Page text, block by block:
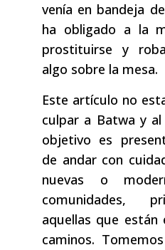
venía en bandeja
ha obligado a la
prostituirse y
algo sobre la mesa.
Este artículo no
culpar a Batwa y al
objetivo es
de andar con
nuevas o
comunidades,
aquellas que están
caminos.